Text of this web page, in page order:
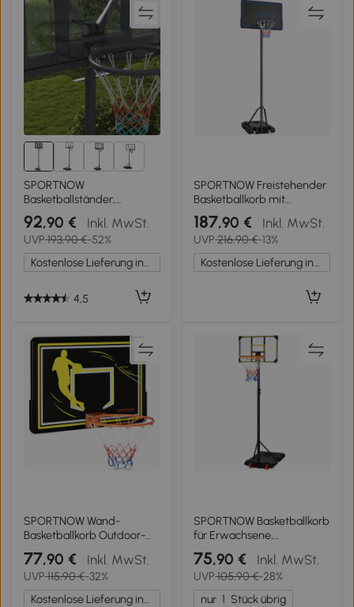
SPORTNOW
Basketballständer,
Outdoor/Indoor,
höhenverstellbar, mit
Rädern, befüllbare Basis,
Korbhöhe 2,30-3,05 m
92,90 € Inkl. MwSt.
UVP193,90 €-52%
Kostenlose Lieferung innerhalb Deutschlands
4,5
SPORTNOW Freistehender
Basketballkorb mit
höhenverstellbarem
Ständer 1,35–3,05 m mit
Rollen, beschwerbarer
Basis und Sandsack, Blau
187,90 € Inkl. MwSt.
UVP216,90 €-13%
Kostenlose Lieferung innerhalb Deutschlands
SPORTNOW Wand-
Basketballkorb Outdoor-
Basketballkorb
unzerbrechliches Brett
reißfestes Netz 110 x 90 x
70 cm Schwarz
77,90 € Inkl. MwSt.
UVP115,90 €-32%
Kostenlose Lieferung innerhalb Deutschlands
SPORTNOW Basketballkorb
für Erwachsene,
Höhenverstellbar 2,1-2,4 m,
Räder und befüllbare Basis,
Gelb
75,90 € Inkl. MwSt.
UVP105,90 €-28%
nur 1 Stück übrig